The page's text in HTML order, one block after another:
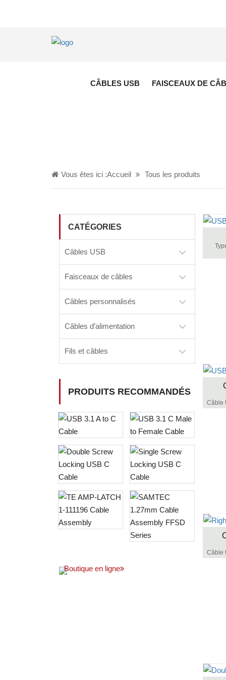
CÂBLES USB FAISCEAUX DE
Vous êtes ici :Accueil Tous les produits
CATÉGORIES
Câbles USB
Faisceaux de câbles
Câbles personnalisés
Câbles d’alimentation
Fils et câbles
PRODUITS RECOMMANDÉS
Boutique en ligne